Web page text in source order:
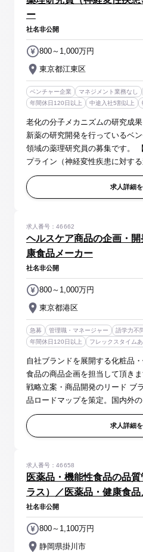
ー
社名非公開
東京都江東区
800～1,000万円
ベンチャー企業 マネジメント業務なし
年間休日120日以上
中途入社5割以上
老化の分子メカニズムの研究成
新薬の研究開発を行っているベ
領域の薬理研究員の募集です。 【具体的には】 ■リードパイ
プライン（神経変性疾患に対す
立案、研究推進 ■適応疾患の拡
析、開発候補品の評価 ■...求人詳細
ヘルスケア商品の企画・
康食品メーカー
求人番号：46662
社名非公開
東京都港区
800～1,000万円
急募 管理職・マネージャー 語学力不
年間休日120日以上
フレックスタイムあ
自社ブランドを展開する化粧品
食品の商品企画を担当して頂きます。 【具体的には
戦略立案・商品開発のリード ブ
品ロードマップを策定。国内外
分析から新しい商品カテゴリー
セプト、ターゲッ...
求人詳細
医薬品・機能性食品の品
ラス）／医薬品・健康食
求人番号：46658
社名非公開
静岡県掛川市
800～1,100万円